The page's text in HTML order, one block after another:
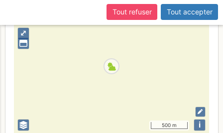
⤢
500 m i
Tout refuser
Tout accepter